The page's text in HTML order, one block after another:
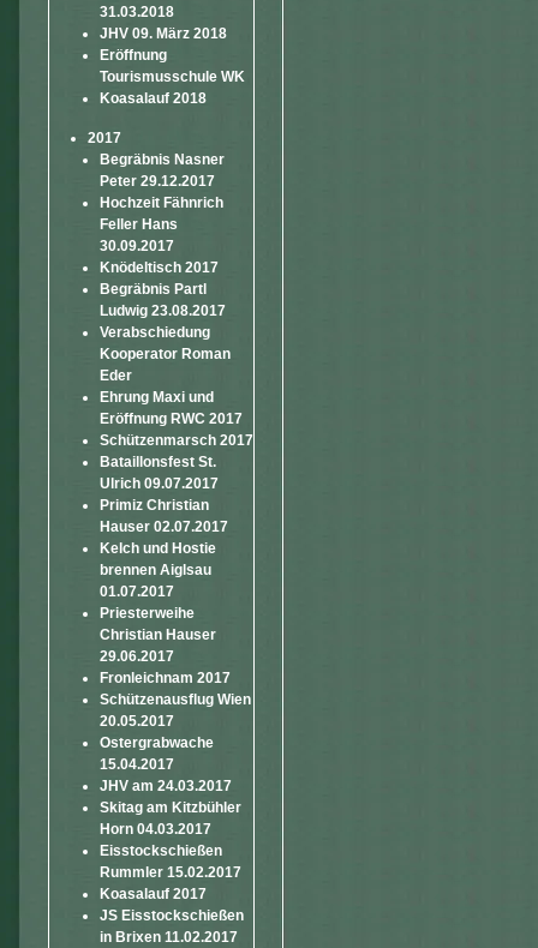
31.03.2018
JHV 09. März 2018
Eröffnung
Tourismusschule WK
Koasalauf 2018
2017
Begräbnis Nasner
Peter 29.12.2017
Hochzeit Fähnrich
Feller Hans
30.09.2017
Knödeltisch 2017
Begräbnis Partl
Ludwig 23.08.2017
Verabschiedung
Kooperator Roman
Eder
Ehrung Maxi und
Eröffnung RWC 2017
Schützenmarsch 2017
Bataillonsfest St.
Ulrich 09.07.2017
Primiz Christian
Hauser 02.07.2017
Kelch und Hostie
brennen Aiglsau
01.07.2017
Priesterweihe
Christian Hauser
29.06.2017
Fronleichnam 2017
Schützenausflug Wien
20.05.2017
Ostergrabwache
15.04.2017
JHV am 24.03.2017
Skitag am Kitzbühler
Horn 04.03.2017
Eisstockschießen
Rummler 15.02.2017
Koasalauf 2017
JS Eisstockschießen
in Brixen 11.02.2017